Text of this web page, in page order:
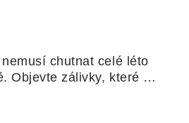
chutnat celé léto
Objevte zálivky, které